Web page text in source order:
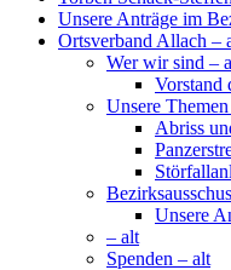
Unsere Anträge im
Ortsverband Allach –
Wer wir sind –
Vorstand
Unsere
Abriss
Unsere
– alt
Spenden – alt